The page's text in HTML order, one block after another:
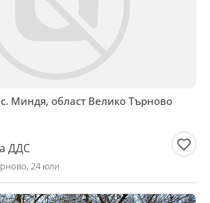
Миндя, област Велико Търново
ДДС
24 юли